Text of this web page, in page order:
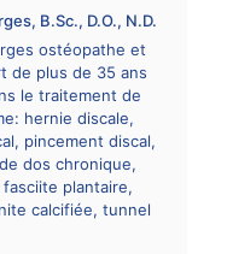
B.Sc., D.O., N.D.
ostéopathe et
de plus de 35 ans
le traitement de
hernie discale,
pincement discal,
dos chronique,
plantaire,
calcifiée, tunnel